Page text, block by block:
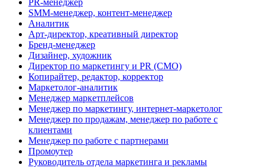
PR-менеджер
SMM-менеджер, контент-менеджер
Аналитик
Арт-директор, креативный директор
Бренд-менеджер
Дизайнер, художник
Директор по маркетингу и PR (CMO)
Копирайтер, редактор, корректор
Маркетолог-аналитик
Менеджер маркетплейсов
Менеджер по маркетингу, интернет-маркетолог
Менеджер по продажам, менеджер по работе с
клиентами
Менеджер по работе с партнерами
Промоутер
Руководитель отдела маркетинга и рекламы